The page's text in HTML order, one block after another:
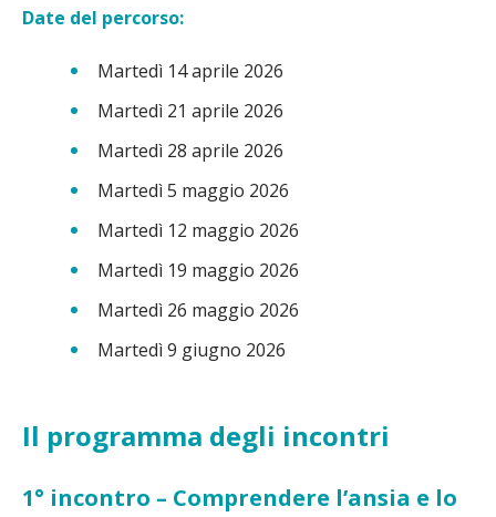
Date del percorso:
Martedì 14 aprile 2026
Martedì 21 aprile 2026
Martedì 28 aprile 2026
Martedì 5 maggio 2026
Martedì 12 maggio 2026
Martedì 19 maggio 2026
Martedì 26 maggio 2026
Martedì 9 giugno 2026
Il programma degli incontri
1° incontro – Comprendere l’ansia e lo